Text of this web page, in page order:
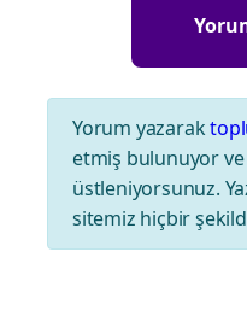
Yorum yazarak
etmiş bulunuyor
üstleniyorsunuz.
sitemiz hiçbir